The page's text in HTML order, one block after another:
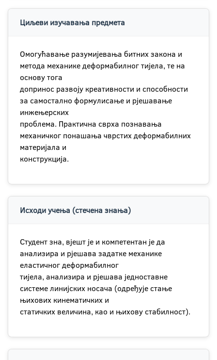
Циљеви изучавања предмета
Омогућавање разумијевања битних закона и
метода механике деформабилног тијела, те на
основу тога
допринос развоју креативности и способности
за самостално формулисање и рјешавање
инжењерских
проблема. Практична сврха познавања
механичког понашања чврстих деформабилних
материјала и
конструкција.
Исходи учења (стечена знања)
Студент зна, вјешт је и компетентан је да
анализира и рјешава задатке механике
еластичног деформабилног
тијела, анализира и рјешава једноставне
системе линијских носача (одређује стање
њихових кинематичких и
статичких величина, као и њихову стабилност).